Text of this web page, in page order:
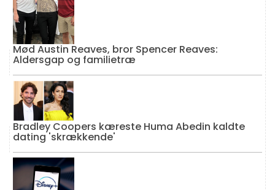
Mød Austin Reaves, bror Spencer Reaves:
Aldersgap og familietræ
Bradley Coopers kæreste Huma Abedin kaldte
dating 'skrækkende'